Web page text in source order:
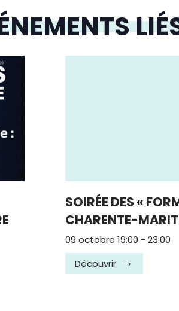
SOIRÉE DES «
CHARENTE-
09 octobre 19:00 - 23:00
Découvrir